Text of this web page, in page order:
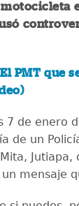
El PMT que
7 de enero
de un
mensaje